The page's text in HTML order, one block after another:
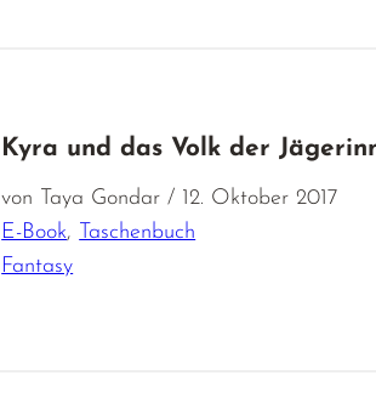
Kyra und das Volk der
von Taya Gondar / 12. Oktober 2017
E-Book, Taschenbuch
Fantasy